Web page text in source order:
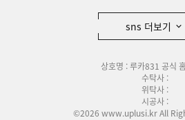
sns 더보기
상호명 : 루카831 공식
수탁사 :
위탁사 :
시공사 :
©2026 www.uplusi.kr All